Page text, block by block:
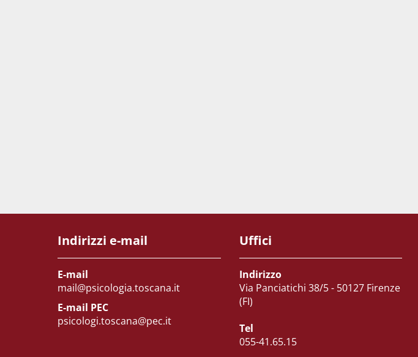
Indirizzi e-mail
E-mail
mail@psicologia.toscana.it
E-mail PEC
psicologi.toscana@pec.it
Uffici
Indirizzo
Via Panciatichi 38/5 - 50127 Firenze
(FI)
Tel
055-41.65.15